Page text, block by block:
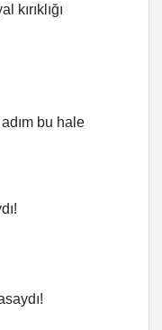
kırıklığı
bu hale